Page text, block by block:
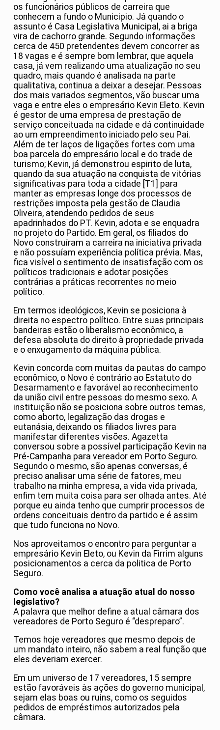
os funcionários públicos de carreira que
conhecem a fundo o Municipio. Já quando o
assunto é Casa Legislativa Municipal, ai a briga
vira de cachorro grande. Segundo informações
cerca de 450 pretendentes devem concorrer as
18 vagas e é sempre bom lembrar, que aquela
casa, já vem realizando uma atualização no seu
quadro, mais quando é analisada na parte
qualitativa, continua a deixar a desejar. Pessoas
dos mais variados segmentos, vão buscar uma
vaga e entre eles o empresário Kevin Eleto. Kevin
é gestor de uma empresa de prestação de
serviço conceituada na cidade e dá continuidade
ao um empreendimento iniciado pelo seu Pai.
Além de ter laços de ligações fortes com uma
boa parcela do empresário local e do trade de
turismo; Kevin, já demonstrou espirito de luta,
quando da sua atuação na conquista de vitórias
significativas para toda a cidade [T1] para
manter as empresas longe dos processos de
restrições imposta pela gestão de Claudia
Oliveira, atendendo pedidos de seus
apadrinhados do PT. Kevin, adota e se enquadra
no projeto do Partido. Em geral, os filiados do
Novo construíram a carreira na iniciativa privada
e não possuíam experiência política prévia. Mas,
fica visível o sentimento de insatisfação com os
políticos tradicionais e adotar posições
contrárias a práticas recorrentes no meio
político.
Em termos ideológicos, Kevin se posiciona à
direita no espectro político. Entre suas principais
bandeiras estão o liberalismo econômico, a
defesa absoluta do direito à propriedade privada
e o enxugamento da máquina pública.
Kevin concorda com muitas da pautas do campo
econômico, o Novo é contrário ao Estatuto do
Desarmamento e favorável ao reconhecimento
da união civil entre pessoas do mesmo sexo. A
instituição não se posiciona sobre outros temas,
como aborto, legalização das drogas e
eutanásia, deixando os filiados livres para
manifestar diferentes visões. Agazetta
conversou sobre a possível participação Kevin na
Pré-Campanha para vereador em Porto Seguro.
Segundo o mesmo, são apenas conversas, é
preciso analisar uma série de fatores, meu
trabalho na minha empresa, a vida vida privada,
enfim tem muita coisa para ser olhada antes. Até
porque eu ainda tenho que cumprir processos de
ordens conceituais dentro da partido e é assim
que tudo funciona no Novo.
Nos aproveitamos o encontro para perguntar a
empresário Kevin Eleto, ou Kevin da Firrim alguns
posicionamentos a cerca da politica de Porto
Seguro.
Como você analisa a atuação atual do nosso
legislativo?
A palavra que melhor define a atual câmara dos
vereadores de Porto Seguro é “despreparo”.
Temos hoje vereadores que mesmo depois de
um mandato inteiro, não sabem a real função que
eles deveriam exercer.
Em um universo de 17 vereadores, 15 sempre
estão favoráveis às ações do governo municipal,
sejam elas boas ou ruins, como os seguidos
pedidos de empréstimos autorizados pela
câmara.